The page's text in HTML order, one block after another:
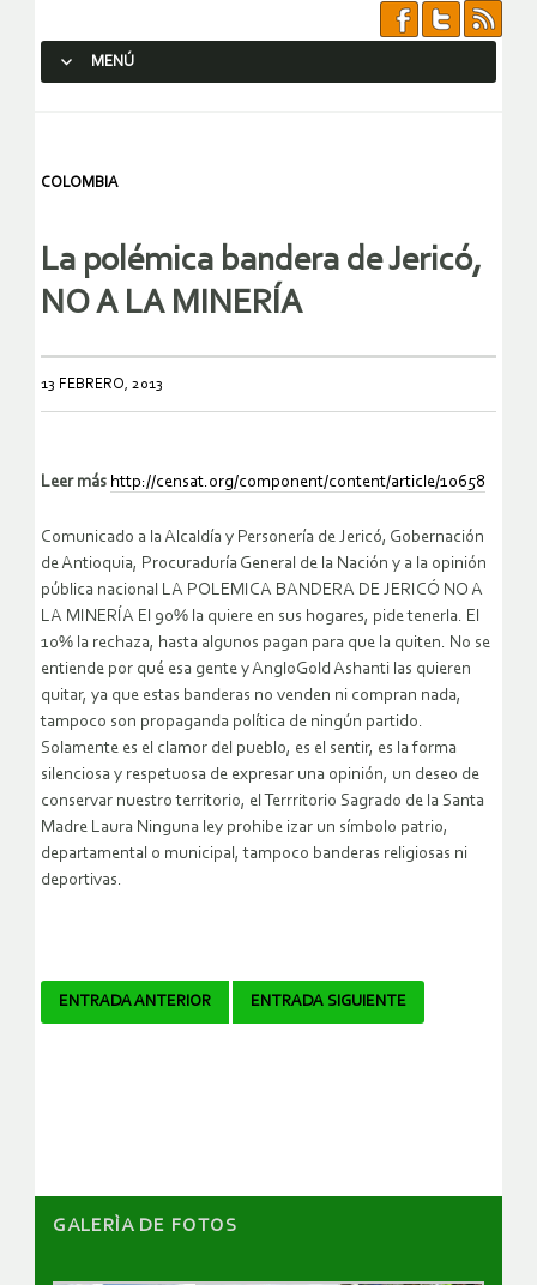
MENÚ
COLOMBIA
La polémica bandera de Jericó,
NO A LA MINERÍA
13 FEBRERO, 2013
Leer más http://censat.org/component/content/article/10658
Comunicado a la Alcaldía y Personería de Jericó, Gobernación
de Antioquia, Procuraduría General de la Nación y a la opinión
pública nacional LA POLEMICA BANDERA DE JERICÓ NO A
LA MINERÍA El 90% la quiere en sus hogares, pide tenerla. El
10% la rechaza, hasta algunos pagan para que la quiten. No se
entiende por qué esa gente y AngloGold Ashanti las quieren
quitar, ya que estas banderas no venden ni compran nada,
tampoco son propaganda política de ningún partido.
Solamente es el clamor del pueblo, es el sentir, es la forma
silenciosa y respetuosa de expresar una opinión, un deseo de
conservar nuestro territorio, el Terrritorio Sagrado de la Santa
Madre Laura Ninguna ley prohibe izar un símbolo patrio,
departamental o municipal, tampoco banderas religiosas ni
deportivas.
Navegador
ENTRADA ANTERIOR ENTRADA SIGUIENTE
GALERÌA DE FOTOS